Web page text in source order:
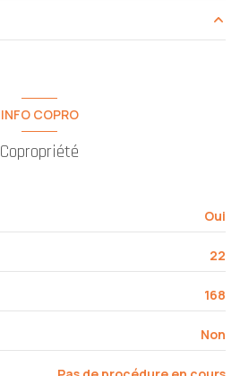
INFO COPRO
Copropriété
Oui
22
168
Non